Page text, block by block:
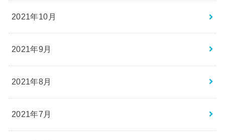
2021年10月
2021年9月
2021年8月
2021年7月